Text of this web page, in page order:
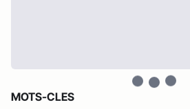
MOTS-CLES